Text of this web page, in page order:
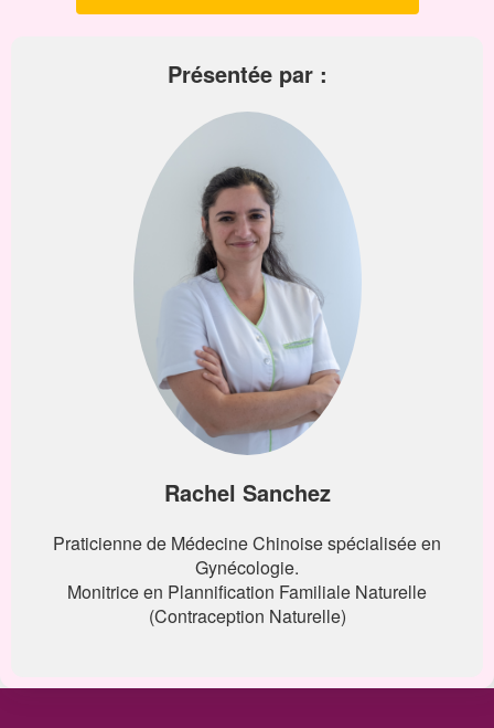
Présentée par :
Rachel Sanchez
Praticienne de Médecine Chinoise spécialisée en
Gynécologie.
Monitrice en Plannification Familiale Naturelle
(Contraception Naturelle)